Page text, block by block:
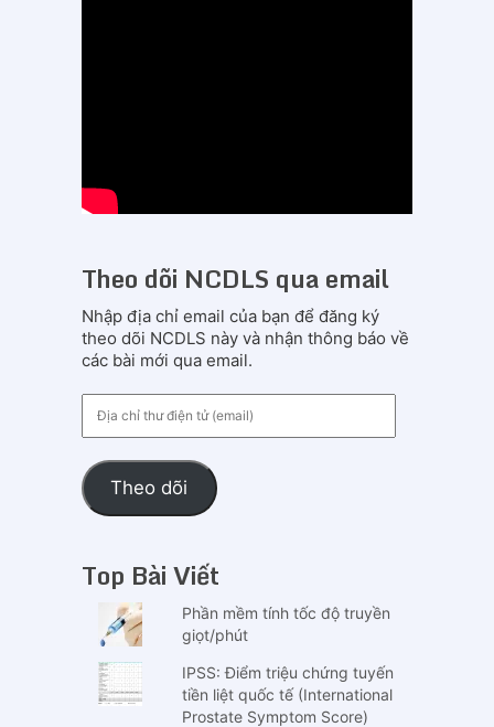
Theo dõi NCDLS qua email
Nhập địa chỉ email của bạn để đăng ký
theo dõi NCDLS này và nhận thông báo về
các bài mới qua email.
chỉ
điện
tử
(email)
Theo dõi
Top Bài Viết
Phần mềm tính tốc độ truyền
giọt/phút
IPSS: Điểm triệu chứng tuyến
tiền liệt quốc tế (International
Prostate Symptom Score)